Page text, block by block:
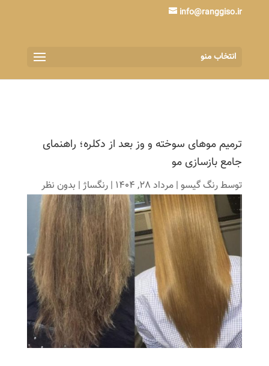
info@ranggiso.ir
انتخاب منو
ترمیم موهای سوخته و وز بعد از دکلره؛ راهنمای
جامع بازسازی مو
توسطرنگ گیسو| مرداد 28, 1404 | رنگساژ| بدون نظر